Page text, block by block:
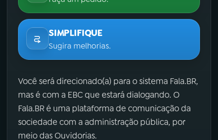
SIMPLIFIQUE
Sugira melhorias.
Você será direcionado(a) para o sistema Fala.BR,
mas é com a EBC que estará dialogando. O
Fala.BR é uma plataforma de comunicação da
sociedade com a administração pública, por
meio das Ouvidorias.